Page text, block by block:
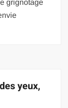
grignotage
yeux,